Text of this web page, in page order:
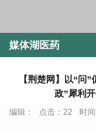
媒体湖医药
【荆楚网】以“问
政”犀利
编辑： 点击： 22 时